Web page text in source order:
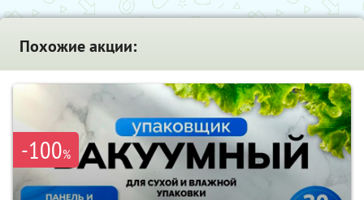
Похожие акции:
-100%